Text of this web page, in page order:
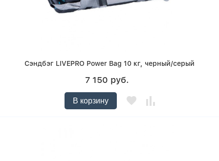
Сэндбэг LIVEPRO Power Bag 10 кг, черный/серый
7 150 руб.
В корзину